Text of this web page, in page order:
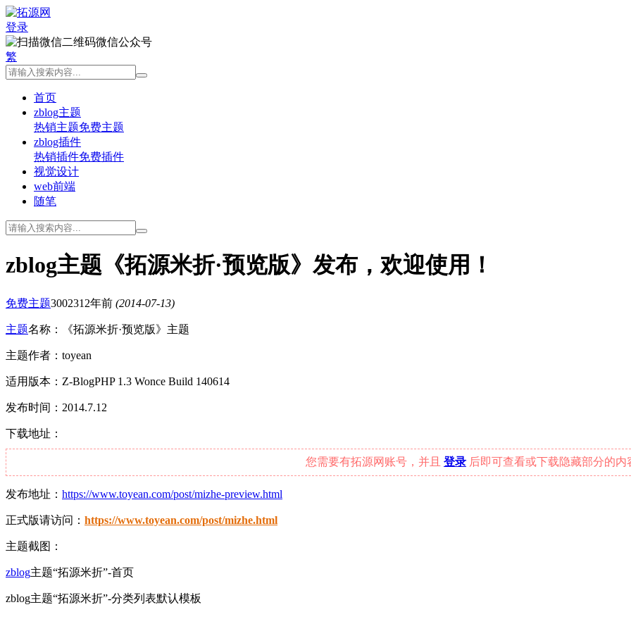
登录
微信公众号
繁
首页
zblog主题
热销主题免费主题
zblog插件
热销插件免费插件
视觉设计
web前端
随笔
zblog主题《拓源米折·预览版》发布，欢迎使用！
免费主题3002312年前 (2014-07-13)
主题名称：《拓源米折·预览版》主题
主题作者：toyean
适用版本：Z-BlogPHP 1.3 Wonce Build 140614
发布时间：2014.7.12
下载地址：
您需要有拓源网账号，并且 登录 后即可查看或下载隐藏部分的内
发布地址： https://www.toyean.com/post/mizhe-preview.html
正式版请访问： https://www.toyean.com/post/mizhe.html
主题截图：
zblog主题“拓源米折”-首页
zblog主题“拓源米折”-分类列表默认模板